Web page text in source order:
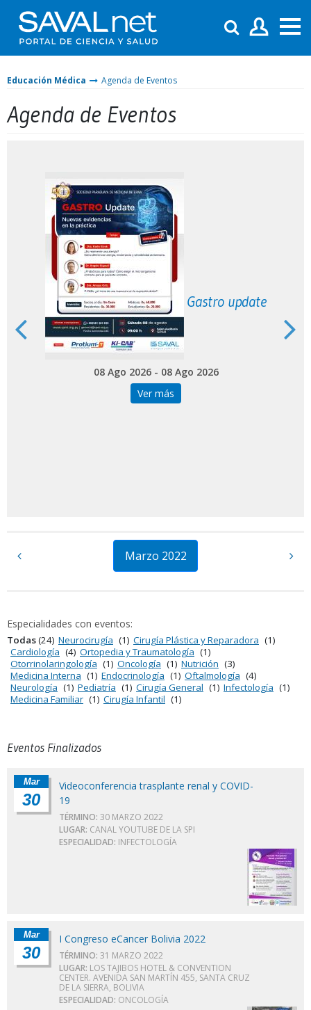
Educación Médica Agenda de Eventos
Agenda de Eventos
Gastro update
08 Ago 2026 - 08 Ago 2026
Ver más
Marzo 2022
Especialidades con eventos:
Todas(24) Neurocirugía (1) Cirugía Plástica y Reparadora (1)
Cardiología (4) Ortopedia y Traumatología (1)
Otorrinolaringología (1) Oncología (1) Nutrición (3)
Medicina Interna (1) Endocrinología (1) Oftalmología (4)
Neurología (1) Pediatría (1) Cirugía General (1) Infectología (1)
Medicina Familiar (1) Cirugía Infantil (1)
Eventos Finalizados
Mar
30
Videoconferencia trasplante renal y COVID-
19
TÉRMINO: 30 MARZO 2022
LUGAR: CANAL YOUTUBE DE LA SPI
ESPECIALIDAD: INFECTOLOGÍA
Mar
30
I Congreso eCancer Bolivia 2022
TÉRMINO: 31 MARZO 2022
LUGAR: LOS TAJIBOS HOTEL & CONVENTION
CENTER. AVENIDA SAN MARTÍN 455, SANTA CRUZ
DE LA SIERRA, BOLIVIA
ESPECIALIDAD: ONCOLOGÍA